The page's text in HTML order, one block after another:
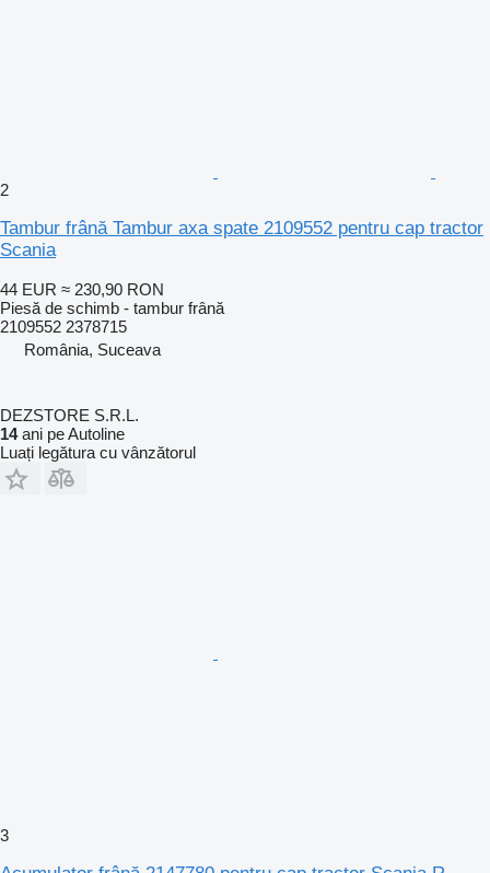
2
Tambur frână Tambur axa spate 2109552 pentru cap tractor
Scania
44 EUR ≈ 230,90 RON
Piesă de schimb - tambur frână
2109552 2378715
România, Suceava
DEZSTORE S.R.L.
14ani pe Autoline
Luați legătura cu vânzătorul
3